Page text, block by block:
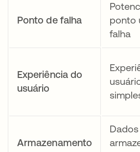
Ponto de falha
ponto
falha
Experiência do
usuário
Armazenamento
Dados